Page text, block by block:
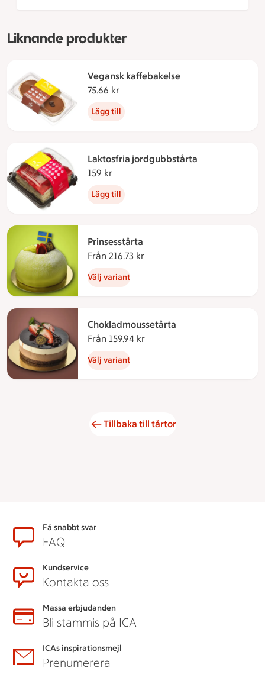
Liknande produkter
Vegansk kaffebakelse
75.66 kr
Lägg till
Laktosfria jordgubbstårta
159 kr
Lägg till
Prinsesstårta
Från 216.73 kr
Välj variant
Chokladmoussetårta
Från 159.94 kr
Välj variant
Tillbaka till tårtor
SidfotFå snabbt svar
FAQ
Kundservice
Kontakta oss
Massa erbjudanden
Bli stammis på ICA
ICAs inspirationsmejl
Prenumerera